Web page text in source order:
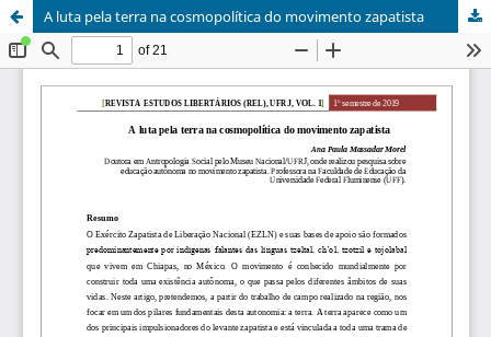
A luta pela terra na cosmopolítica do movimento zapatista